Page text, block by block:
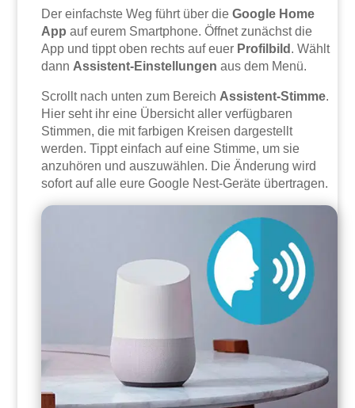
Der einfachste Weg führt über dieGoogle Home
App auf eurem Smartphone. Öffnet zunächst die
App und tippt oben rechts auf euer Profilbild . Wählt
dann Assistent-Einstellungen aus dem Menü.
Scrollt nach unten zum Bereich Assistent-Stimme.
Hier seht ihr eine Übersicht aller verfügbaren
Stimmen, die mit farbigen Kreisen dargestellt
werden. Tippt einfach auf eine Stimme, um sie
anzuhören und auszuwählen. Die Änderung wird
sofort auf alle eure Google Nest-Geräte übertragen.